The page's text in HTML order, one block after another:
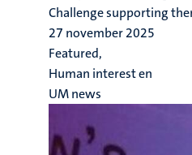
Challenge supporting
27 november 2025
Featured,
Human interest en
UM news